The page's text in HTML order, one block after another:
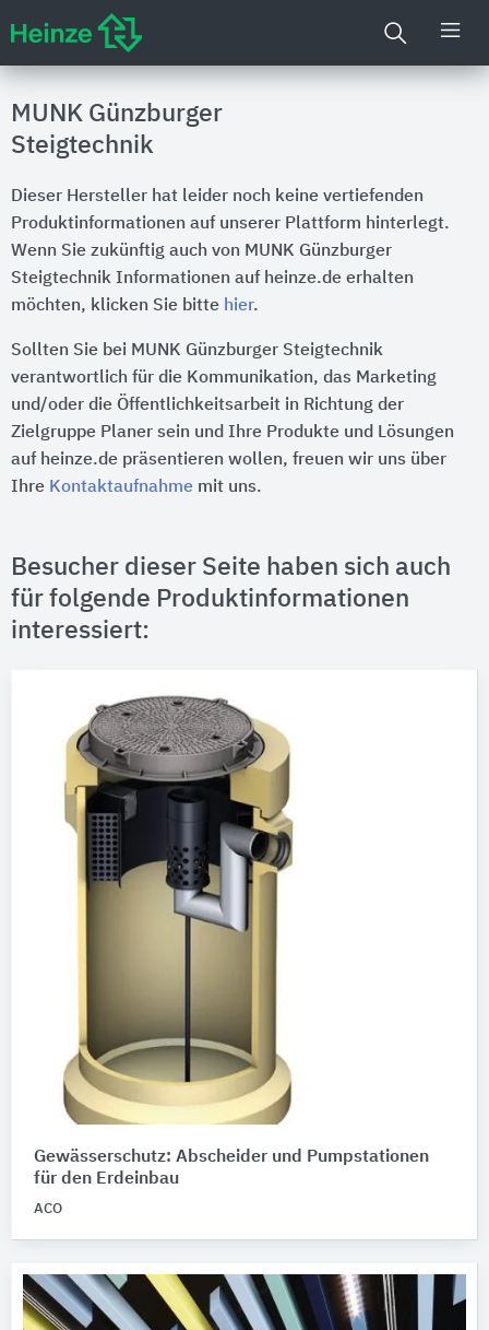
MUNK Günzburger
Steigtechnik
Dieser Hersteller hat leider noch keine vertiefenden
Produktinformationen auf unserer Plattform hinterlegt.
Wenn Sie zukünftig auch von MUNK Günzburger
Steigtechnik Informationen auf heinze.de erhalten
möchten, klicken Sie bitte hier.
Sollten Sie bei MUNK Günzburger Steigtechnik
verantwortlich für die Kommunikation, das Marketing
und/oder die Öffentlichkeitsarbeit in Richtung der
Zielgruppe Planer sein und Ihre Produkte und Lösungen
auf heinze.de präsentieren wollen, freuen wir uns über
Ihre Kontaktaufnahme mit uns.
Besucher dieser Seite haben sich auch
für folgende Produktinformationen
interessiert:
Gewässerschutz: Abscheider und Pumpstationen
für den Erdeinbau
ACO